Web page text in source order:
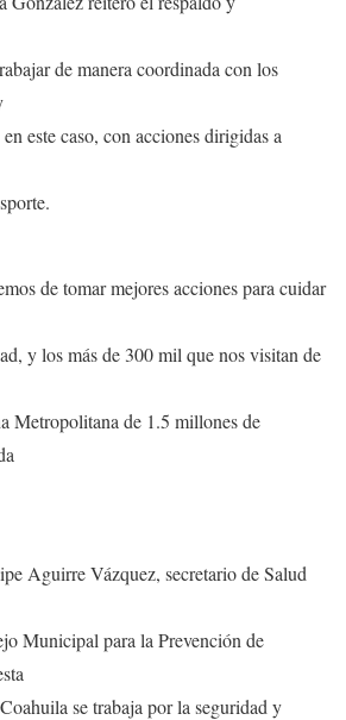
de manera coordinada con los
este caso, con acciones dirigidas a
de tomar mejores acciones para cuidar
y los más de 300 mil que nos visitan de
Metropolitana de 1.5 millones de
Aguirre Vázquez, secretario de Salud
Municipal para la Prevención de
se trabaja por la seguridad y